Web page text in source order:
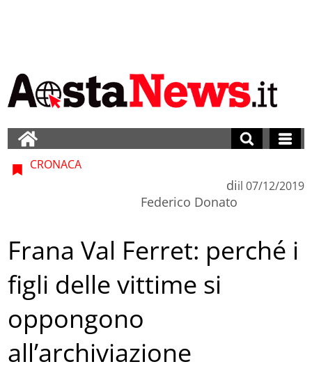
CRONACA
di
Federico Donato
il 07/12/2019
Frana Val Ferret: perché i
figli delle vittime si
oppongono
all’archiviazione